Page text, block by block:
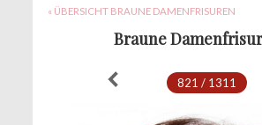
« ÜBERSICHT BRAUNE DAMENFRISUREN
Braune
821 / 1311